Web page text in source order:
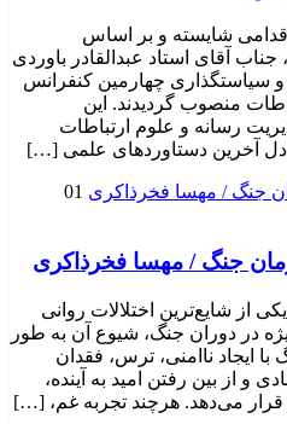
شایسته و بر اساس
آقای استاد عبدالقادر باوردی
سیاستگذاری چهارمین کنفرانس
منصوب گردیدند. این
رسانه و علوم ارتباطات
آخرین دستاوردهای علمی […]
01
جنگ / مهسا فخرذاکری
از شایع‌ترین اختلالات روانی
در دوران جنگ، شیوع آن به طور
ایجاد ناامنی، ترس، فقدان
و از بین رفتن امید به آینده،
قرار می‌دهد. هرچند تجربه غم، […]